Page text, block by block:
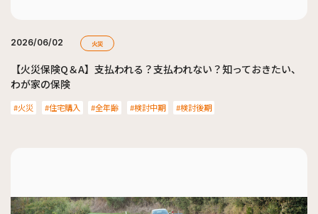
2026/06/02 火災
【火災保険Q＆A】支払われる？支払われない？知っておきたい、
わが家の保険
火災 住宅購入 全年齢 検討中期 検討後期